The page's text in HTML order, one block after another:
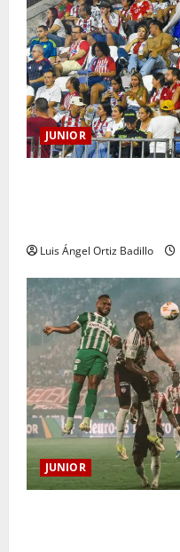
JUNIOR
Luis Ángel Ortiz Badillo
JUNIOR